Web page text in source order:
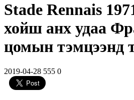
Stade Rennais
хойш анх удаа
цомын тэмцээнд
2019-04-28 555 0